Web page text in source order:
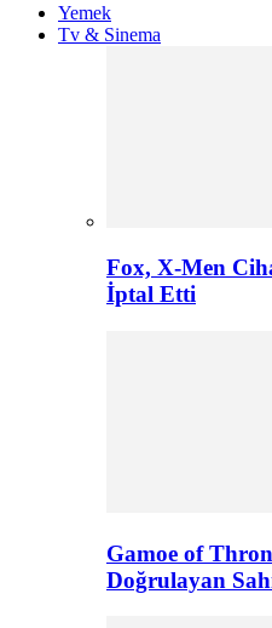
Yemek
Tv & Sinema
Fox, X-Men
İptal Etti
Gamoe of
Doğrulayan